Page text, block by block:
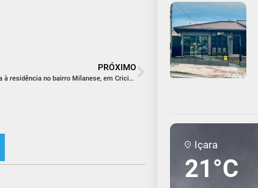
PRÓXIMO
Incêndio atinge marcenaria anexa à residência no bairro Milanese, em Criciúma
Içara
21°C